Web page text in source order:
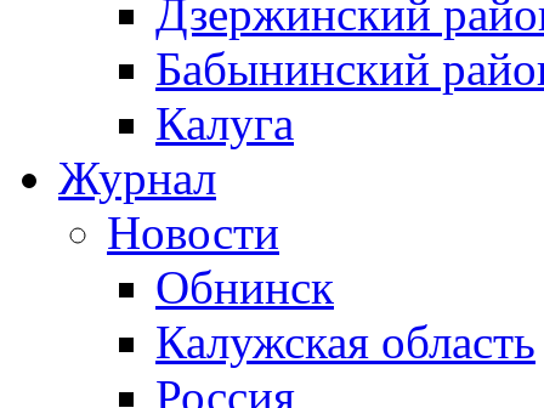
Дзержинский
Бабынинский
Калуга
Журнал
Новости
Обнинск
Калужская область
Россия